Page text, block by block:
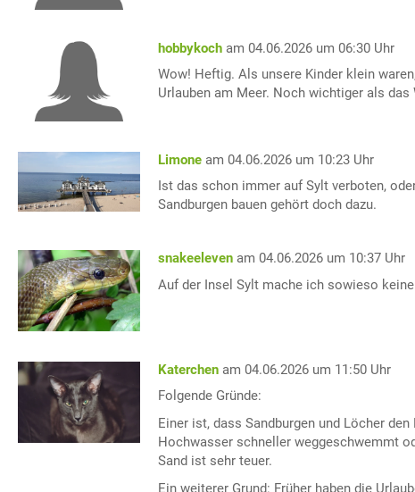
hobbykoch am 04.06.2026 um 06:30 Uhr
Wow! Heftig. Als unsere Kinder klein
Urlauben am Meer. Noch wichtiger als
Limone am 04.06.2026 um 10:23 Uhr
Ist das schon immer auf Sylt verboten,
Sandburgen bauen gehört doch dazu.
snakeeleven am 04.06.2026 um 10:37 Uhr
Auf der Insel Sylt mache ich sowieso
Katerchen am 04.06.2026 um 11:50 Uhr
Folgende Gründe:
Einer ist, dass Sandburgen und Löcher
Hochwasser schneller weggeschwemmt
Sand ist sehr teuer.
Ein weiterer Grund: Früher haben die